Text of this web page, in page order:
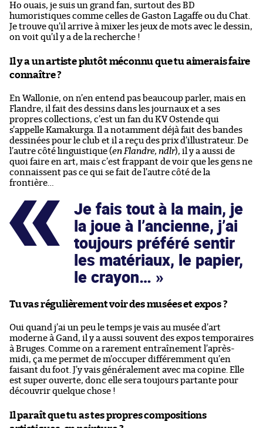
Ho ouais, je suis un grand fan, surtout des BD
humoristiques comme celles de Gaston Lagaffe ou du Chat.
Je trouve qu’il arrive à mixer les jeux de mots avec le dessin,
on voit qu’il y a de la recherche !
Il y a un artiste plutôt méconnu que tu aimerais faire
connaître ?
En Wallonie, on n’en entend pas beaucoup parler, mais en
Flandre, il fait des dessins dans les journaux et a ses
propres collections, c’est un fan du KV Ostende qui
s’appelle Kamakurga. Il a notamment déjà fait des bandes
dessinées pour le club et il a reçu des prix d’illustrateur. De
l’autre côté linguistique (en Flandre, ndlr), il y a aussi de
quoi faire en art, mais c’est frappant de voir que les gens ne
connaissent pas ce qui se fait de l’autre côté de la
frontière…
Je fais tout à la main, je
la joue à l’ancienne, j’ai
toujours préféré sentir
les matériaux, le papier,
le crayon…
Tu vas régulièrement voir des musées et expos ?
Oui quand j’ai un peu le temps je vais au musée d’art
moderne à Gand, il y a aussi souvent des expos temporaires
à Bruges. Comme on a rarement entraînement l’après-
midi, ça me permet de m’occuper différemment qu’en
faisant du foot. J’y vais généralement avec ma copine. Elle
est super ouverte, donc elle sera toujours partante pour
découvrir quelque chose !
Il paraît que tu as tes propres compositions